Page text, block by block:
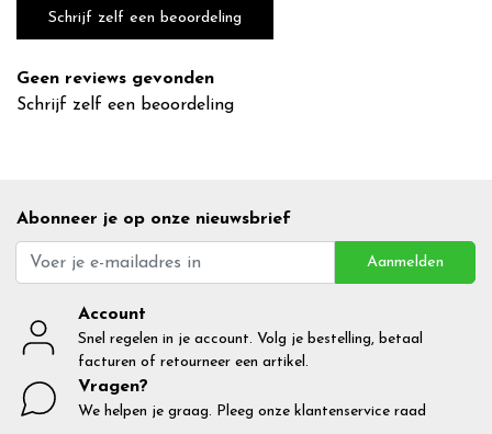
Schrijf zelf een beoordeling
Geen reviews gevonden
Schrijf zelf een beoordeling
Abonneer je op onze nieuwsbrief
Aanmelden
Account
Snel regelen in je account. Volg je bestelling, betaal
facturen of retourneer een artikel.
Vragen?
We helpen je graag. Pleeg onze klantenservice raad